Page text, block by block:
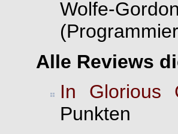
Wolfe-
Alle Reviews
In Glorious
Punkten